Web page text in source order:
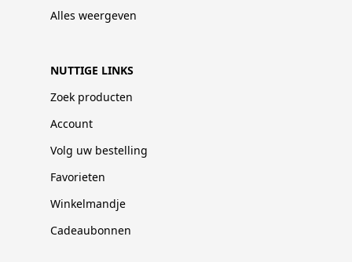
Alles weergeven
NUTTIGE LINKS
Zoek producten
Account
Volg uw bestelling
Favorieten
Winkelmandje
Cadeaubonnen